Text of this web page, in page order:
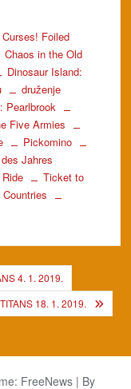
Foiled
Chaos in the Old
Dinosaur Island:
druženje
Pearlbrook
Five Armies
Pickomino
Jahres
Ticket to
4. 1. 2019.
18. 1. 2019.
FreeNews | By